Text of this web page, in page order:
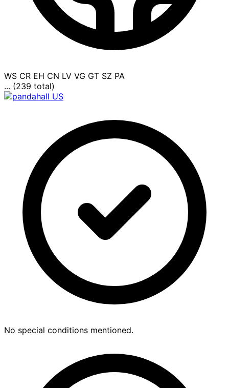
WS CR EH CN LV VG GT SZ PA
... (239 total)
No special conditions mentioned.